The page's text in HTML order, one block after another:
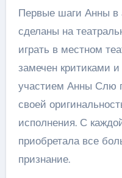
Первые шаги Анны в
сделаны на
играть в местном
замечен критиками
участием Анны Слю
своей
исполнения. С
приобретала все
признание.